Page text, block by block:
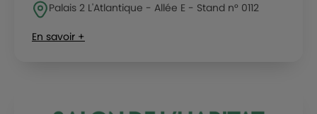
Palais 2 L'Atlantique - Allée E - Stand n° 0112
En savoir +